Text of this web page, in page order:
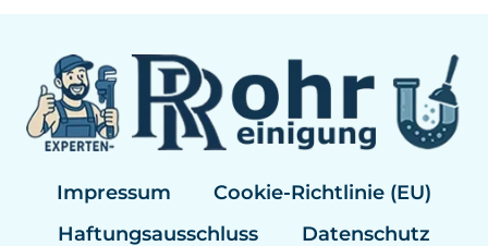
Impressum
Cookie-Richtlinie (EU)
Haftungsausschluss
Datenschutz